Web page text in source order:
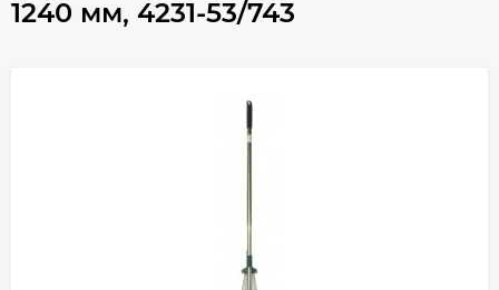
1240 мм, 4231-53/743